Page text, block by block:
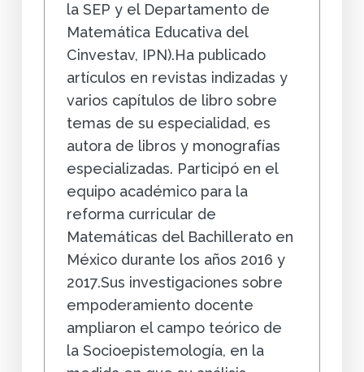
la SEP y el Departamento de
Matemática Educativa del
Cinvestav, IPN).Ha publicado
artículos en revistas indizadas y
varios capítulos de libro sobre
temas de su especialidad, es
autora de libros y monografías
especializadas. Participó en el
equipo académico para la
reforma curricular de
Matemáticas del Bachillerato en
México durante los años 2016 y
2017.Sus investigaciones sobre
empoderamiento docente
ampliaron el campo teórico de
la Socioepistemología, en la